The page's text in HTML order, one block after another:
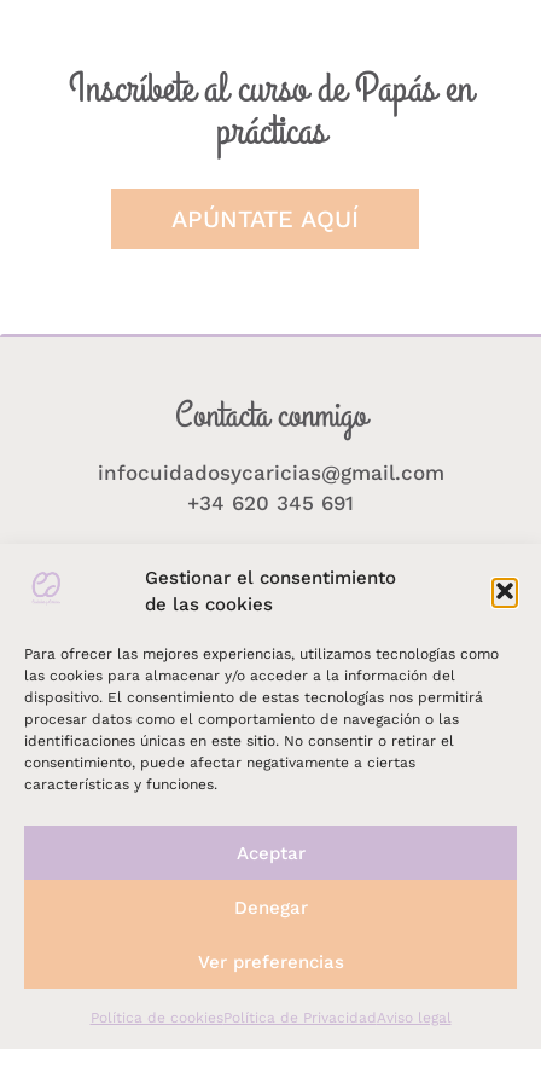
Gestionar el consentimiento
de las cookies
Para ofrecer las mejores experiencias, utilizamos tecnologías como
las cookies para almacenar y/o acceder a la información del
dispositivo. El consentimiento de estas tecnologías nos permitirá
procesar datos como el comportamiento de navegación o las
identificaciones únicas en este sitio. No consentir o retirar el
consentimiento, puede afectar negativamente a ciertas
características y funciones.
Aceptar
Denegar
Ver preferencias
Política de cookiesPolítica de PrivacidadAviso legal
Inscríbete al curso de Papás en
prácticas
APÚNTATE AQUÍ
Contacta conmigo
infocuidadosycaricias@gmail.com
+34 620 345 691
Páginas legales
Política de Privacidad